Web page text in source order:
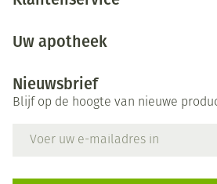
Uw apotheek
Nieuwsbrief
Blijf op de hoogte van nieuwe